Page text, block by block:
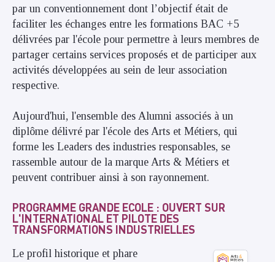
par un conventionnement dont l’objectif était de
faciliter les échanges entre les formations BAC +5
délivrées par l'école pour permettre à leurs membres de
partager certains services proposés et de participer aux
activités développées au sein de leur association
respective.
Aujourd'hui, l'ensemble des Alumni associés à un
diplôme délivré par l'école des Arts et Métiers, qui
forme les Leaders des industries responsables, se
rassemble autour de la marque Arts & Métiers et
peuvent contribuer ainsi à son rayonnement.
PROGRAMME GRANDE ECOLE : OUVERT SUR
L'INTERNATIONAL ET PILOTE DES
TRANSFORMATIONS INDUSTRIELLES
Le profil historique et phare